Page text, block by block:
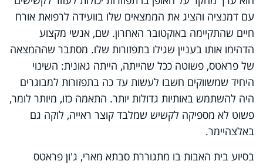
עם דמנציה והציג את הממצאים שלו בוועידה לרפואת אורח
חיים שהתקיימה באוקטובר האחרון. שם, אנשי מקצוע
הדהימו אותו בעניין שגילו בתפזורות שלו. מסתבר שההמצאה
של פראטס, פשוטה ככל שהייתה, הייתה גאונית: השינוי
היחיד שמשווקים חשבו לעשות עד כה בתפזורות למבוגרים
היה להשתמש באותיות גדולות יותר. התאמה כזו, מיותר לומר,
פשוט לא מספיקה לקשיש שמלבד קוצר ראייה, לוקה גם
באלצהיימר.
בסיוע בית האבות בו מתגוררת סבתא מארי, ג'ון פראטס